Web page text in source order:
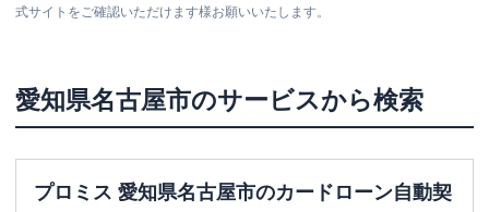
営業時間
土曜：09:00-21:00
ATM営業時間
平日：07:00-24:00
土曜
：07:00-24:00
日祝：07:00-24:00
式サイトをご確認いただけます様お願いいたします。
愛知県名古屋市のサービスから検索
プロミス 愛知県名古屋市のカードローン自動契